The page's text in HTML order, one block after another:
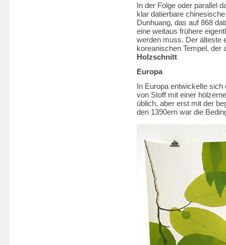
In der Folge oder parallel
klar datierbare
Dunhuang, das auf 868
eine weitaus frühere
werden muss. Der älteste
koreanischen Tempel, der
Holzschnitt
Europa
In Europa entwickelte
von Stoff mit einer
üblich, aber erst mit der
den 1390ern war die